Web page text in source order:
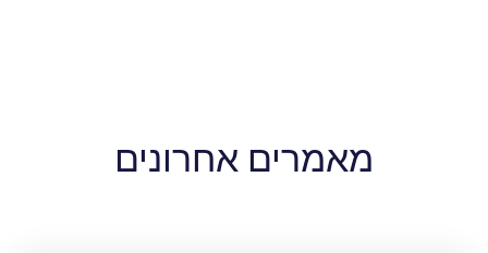
מאמרים אחרונים